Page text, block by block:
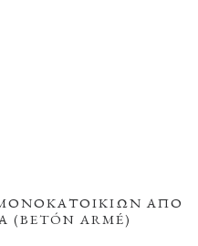
ΑΠΟ
ARMÉ)